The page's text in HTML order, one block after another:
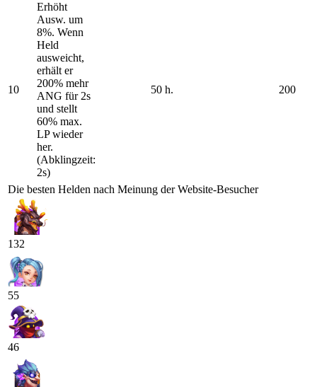
10
Erhöht
Ausw. um
8%. Wenn
Held
ausweicht,
erhält er
200% mehr
ANG für 2s
und stellt
60% max.
LP wieder
her.
(Abklingzeit:
2s)
50 h. 200
Die besten Helden nach Meinung der Website-Besucher
132
55
46